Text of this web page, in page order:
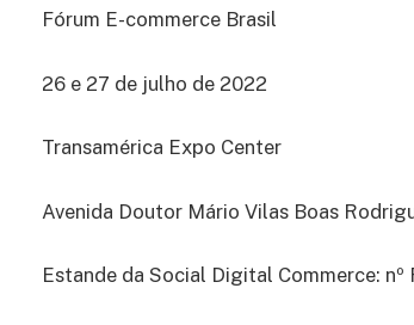
Fórum E-commerce Brasil
26 e 27 de julho de 2022
Transamérica Expo Center
Avenida Doutor Mário Vilas Boas
Estande da Social Digital Commerce: nº